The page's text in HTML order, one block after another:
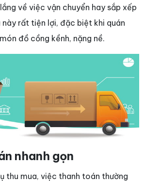
về việc vận chuyển hay sắp xếp
rất tiện lợi, đặc biệt khi quán
đồ cồng kềnh, nặng nề.
nhanh gọn
thu mua, việc thanh toán thường